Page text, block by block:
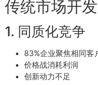
传统市场开
1. 同质化竞争
83%企业聚焦相同客
价格战消耗利润
创新动力不足